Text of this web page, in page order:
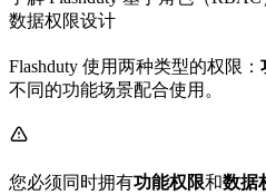
数据权限设计
Flashduty 使用两种类型的权限：
不同的功能场景配合使用。
您必须同时拥有功能权限和数据